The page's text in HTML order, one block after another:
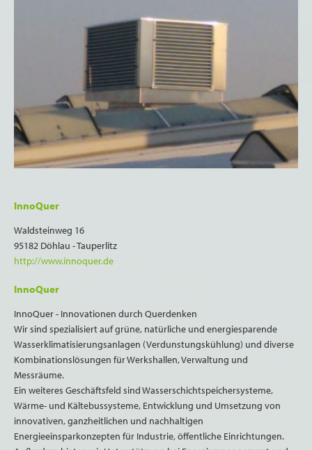
InnoQuer
Waldsteinweg 16
95182 Döhlau - Tauperlitz
http://www.innoquer.de
InnoQuer
InnoQuer - Innovationen durch Querdenken
Wir sind spezialisiert auf grüne, natürliche und energiesparende
Wasserklimatisierungsanlagen (Verdunstungskühlung) und diverse
Kombinationslösungen für Werkshallen, Verwaltung und
Messräume.
Ein weiteres Geschäftsfeld sind Wasserschichtspeichersysteme,
Wärme- und Kältebussysteme, Entwicklung und Umsetzung von
innovativen, ganzheitlichen und nachhaltigen
Energieeinsparkonzepten für Industrie, öffentliche Einrichtungen.